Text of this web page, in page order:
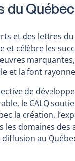
du Québec
et des lettres
et célèbre les
et la font
de
le CALQ
la création,
les domaines des
au